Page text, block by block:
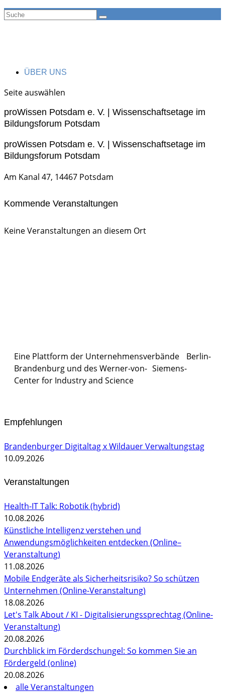
ÜBER UNS
Seite auswählen
proWissen Potsdam e. V. | Wissenschaftsetage im
Bildungsforum Potsdam
proWissen Potsdam e. V. | Wissenschaftsetage im
Bildungsforum Potsdam
Am Kanal 47, 14467 Potsdam
Kommende Veranstaltungen
Keine Veranstaltungen an diesem Ort
Eine Plattform der Unternehmensverbände Berlin-
Brandenburg und des Werner-von- Siemens-
Center for Industry and Science
Empfehlungen
Brandenburger Digitaltag x Wildauer Verwaltungstag
10.09.2026
Veranstaltungen
Health-IT Talk: Robotik (hybrid)
10.08.2026
Künstliche Intelligenz verstehen und
Anwendungsmöglichkeiten entdecken (Online–
Veranstaltung)
11.08.2026
Mobile Endgeräte als Sicherheitsrisiko? So schützen
Unternehmen (Online-Veranstaltung)
18.08.2026
Let's Talk About / KI - Digitalisierungssprechtag (Online-
Veranstaltung)
20.08.2026
Durchblick im Förderdschungel: So kommen Sie an
Fördergeld (online)
20.08.2026
alle Veranstaltungen